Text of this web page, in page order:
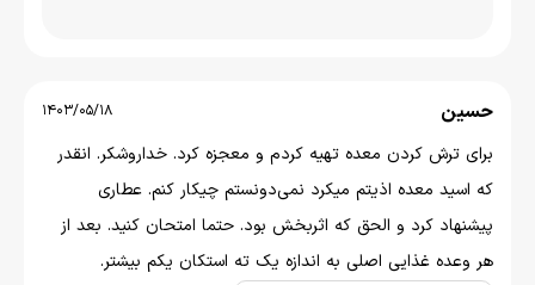
حسین 1403/05/18
برای ترش کردن معده تهیه کردم و معجزه کرد. خداروشکر. انقدر
که اسید معده اذیتم میکرد نمی‌دونستم چیکار کنم. عطاری
پیشنهاد کرد و الحق که اثربخش بود. حتما امتحان کنید. بعد از
هر وعده غذایی اصلی به اندازه یک ته استکان یکم بیشتر‌‌.